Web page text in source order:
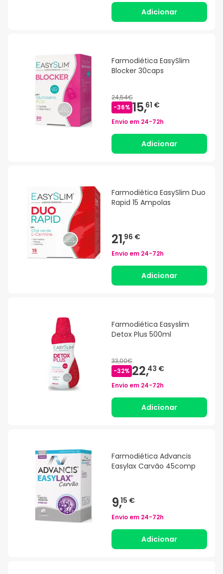
Adicionar
Farmodiética EasySlim
Blocker 30caps
24,54€
-36% 15,61 €
Envio em 24-72h
Adicionar
Farmodiética EasySlim Duo
Rapid 15 Ampolas
21,96 €
Envio em 24-72h
Adicionar
Farmodiética Easyslim
Detox Plus 500ml
33,00€
-32% 22,43 €
Envio em 24-72h
Adicionar
Farmodiética Advancis
Easylax Carvão 45comp
9,15 €
Envio em 24-72h
Adicionar